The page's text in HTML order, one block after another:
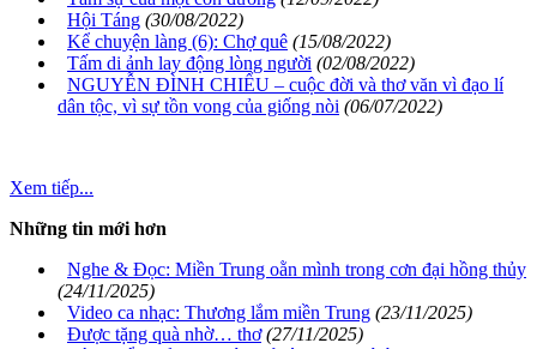
Hội Táng (30/08/2022)
Kể chuyện làng (6): Chợ quê (15/08/2022)
Tấm di ảnh lay động lòng người (02/08/2022)
NGUYỄN ĐÌNH CHIỂU – cuộc đời và thơ văn vì đạo lí
dân tộc, vì sự tồn vong của giống nòi (06/07/2022)
Xem tiếp...
Những tin mới hơn
Nghe & Đọc: Miền Trung oằn mình trong cơn đại hồng thủy
(24/11/2025)
Video ca nhạc: Thương lắm miền Trung (23/11/2025)
Được tặng quà nhờ… thơ (27/11/2025)